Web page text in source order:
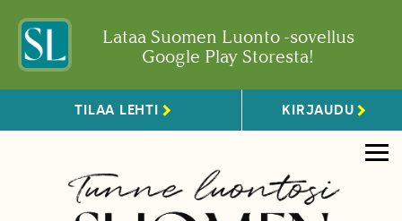
Lataa Suomen Luonto -sovellus
Google Play Storesta!
TILAA LEHTI KIRJAUDU